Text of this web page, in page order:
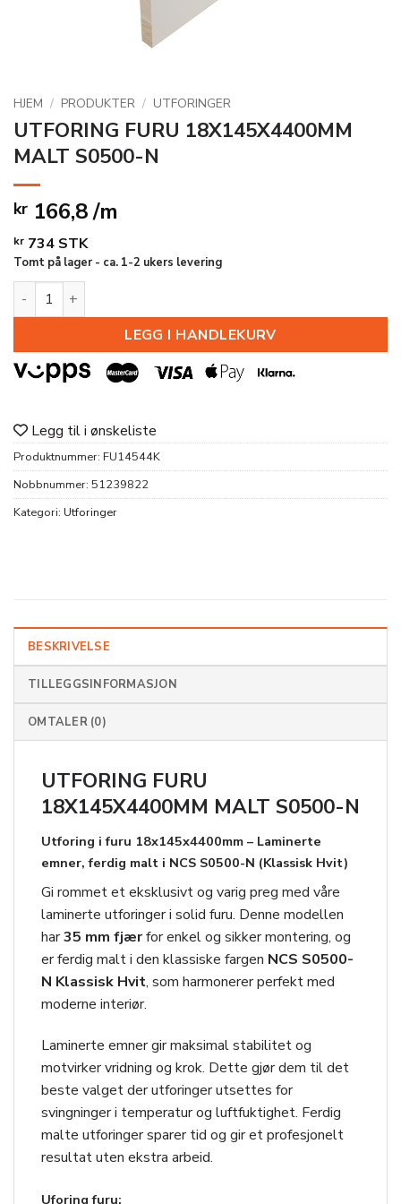
HJEM / PRODUKTER / UTFORINGER
UTFORING FURU 18X145X4400MM
MALT S0500-N
kr 166,8 /m
kr 734 STK
Tomt på lager - ca. 1-2 ukers levering
UTFORING FURU 18X145X4400MM MALT S0500-N antall
LEGG I HANDLEKURV
Legg til i ønskeliste
Produktnummer: FU14544K
Nobbnummer: 51239822
Kategori: Utforinger
BESKRIVELSE
TILLEGGSINFORMASJON
OMTALER (0)
UTFORING FURU
18X145X4400MM MALT S0500-N
Utforing i furu 18x145x4400mm – Laminerte
emner, ferdig malt i NCS S0500-N (Klassisk Hvit)
Gi rommet et eksklusivt og varig preg med våre
laminerte utforinger i solid furu. Denne modellen
har35 mm fjærfor enkel og sikker montering, og
er ferdig malt i den klassiske fargen NCS S0500-
N Klassisk Hvit, som harmonerer perfekt med
moderne interiør.
Laminerte emner gir maksimal stabilitet og
motvirker vridning og krok. Dette gjør dem til det
beste valget der utforinger utsettes for
svingninger i temperatur og luftfuktighet. Ferdig
malte utforinger sparer tid og gir et profesjonelt
resultat uten ekstra arbeid.
Uforing furu: